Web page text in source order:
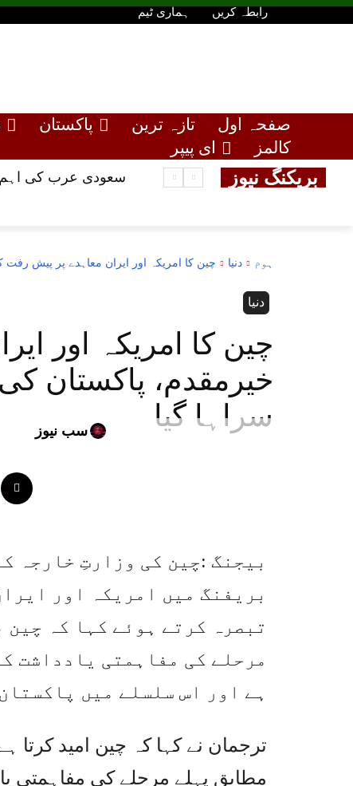
رابطہ کریں ہماری ٹیم
صفحہ اول تازہ ترین پاکستان
کالمز
ای پیپر
بریکنگ نیوز سعودی عرب کی اہم
ہوم دنیا چین کا امریکہ اور ایران معاہدے پر پیش
دنیا
چین کا امریکہ اور
خیرمقدم، پاکستان
سراہا گیا
سب نیوز
بیجنگ :چین کی وزارتِ خارجہ
بریفنگ میں امریکہ اور
تبصرہ کرتے ہوئے کہا کہ
مرحلے کی مفاہمتی یادداشت
ہے اور اس سلسلے میں
ترجمان نے کہا کہ چین امید
مطابق پہلے مرحلے کی مفاہمتی